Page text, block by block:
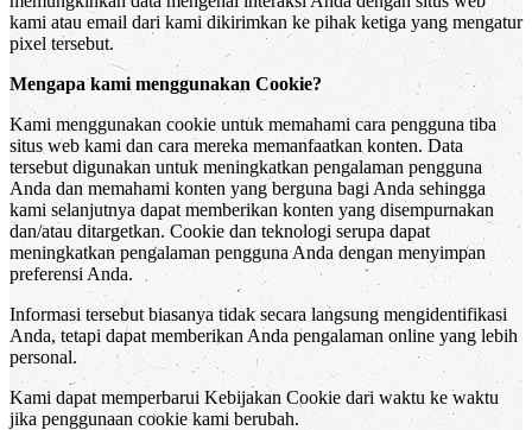
kami atau email dari kami dikirimkan ke pihak ketiga yang mengatur
pixel tersebut.
Mengapa kami menggunakan Cookie?
Kami menggunakan cookie untuk memahami cara pengguna tiba
situs web kami dan cara mereka memanfaatkan konten. Data
tersebut digunakan untuk meningkatkan pengalaman pengguna
Anda dan memahami konten yang berguna bagi Anda sehingga
kami selanjutnya dapat memberikan konten yang disempurnakan
dan/atau ditargetkan. Cookie dan teknologi serupa dapat
meningkatkan pengalaman pengguna Anda dengan menyimpan
preferensi Anda.
Informasi tersebut biasanya tidak secara langsung mengidentifikasi
Anda, tetapi dapat memberikan Anda pengalaman online yang lebih
personal.
Kami dapat memperbarui Kebijakan Cookie dari waktu ke waktu
jika penggunaan cookie kami berubah.